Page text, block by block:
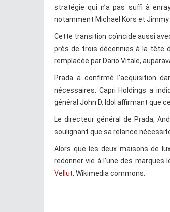
stratégie qui n’a pas suffi à
notamment Michael Kors et Jimmy
Cette transition coïncide aussi
près de trois décennies à la tête
remplacée par Dario Vitale,
Prada a confirmé l’acquisition
nécessaires. Capri Holdings a
général John D. Idol affirmant que
Le directeur général de Prada,
soulignant que sa relance
Alors que les deux maisons de
redonner vie à l’une des marques
Vellut, Wikimedia commons.